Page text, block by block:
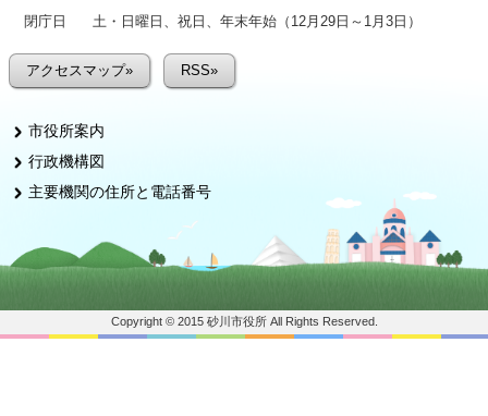
閉庁日
土・日曜日、祝日、年末年始（12月29日～1月3日）
アクセスマップ» RSS»
市役所案内
行政機構図
主要機関の住所と電話番号
Copyright © 2015 砂川市役所 All Rights Reserved.